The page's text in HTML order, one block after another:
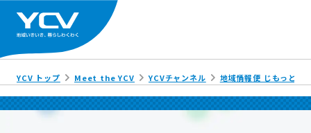
YCV トップ Meet the YCV YCVチャンネル 地域情報便 じもっと!!